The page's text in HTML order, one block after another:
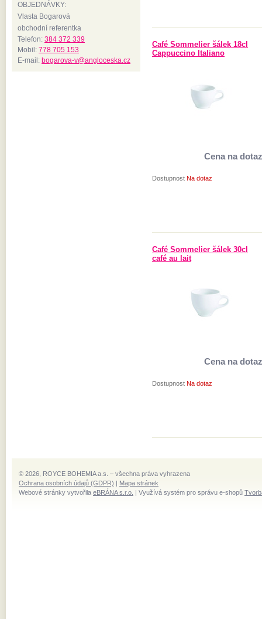
Café Sommelier šálek 18cl
Cappuccino Italiano
Cena na dotaz
Dostupnost Na dotaz
Café Sommelier šálek 30cl
café au lait
Cena na dotaz
Dostupnost Na dotaz
OBJEDNÁVKY:
Vlasta Bogarová
obchodní referentka
Telefon: 384 372 339
Mobil: 778 705 153
E-mail: bogarova-v@angloceska.cz
© 2026, ROYCE BOHEMIA a.s. – všechna práva vyhrazena
Ochrana osobních údajů (GDPR) | Mapa stránek
Webové stránky vytvořila eBRÁNA s.r.o. | Využívá systém pro správu e-shopů